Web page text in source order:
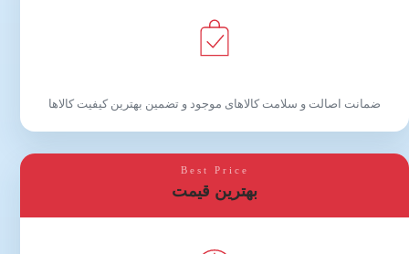
ضمانت اصالت و سلامت کالاهای موجود و تضمین بهترین کیفیت کالاها
Best Price
بهترین قیمت